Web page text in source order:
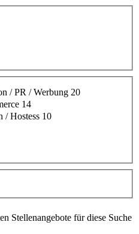
/ PR / Werbung 20
14
/ Hostess 10
Stellenangebote für diese Suche